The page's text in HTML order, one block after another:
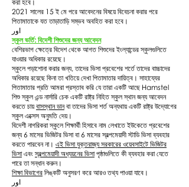
করা হবে।
2021 সালের 15 ই মে পরে আবেদনের বিষয়ে বিবেচনা করার পরে
পিতামাতাকে যত তাড়াতাড়ি সম্ভব অবহিত করা হবে।
اور
স্কুল ভর্তি: বিদেশী শিশুদের জন্য আবেদন
বেশিরভাগ ক্ষেত্রে বিদেশ থেকে আগত শিশুদের ইংল্যান্ডের স্কুলগুলিতে
যাওয়ার অধিকার রয়েছে।
স্কুলে পড়াশোনা করার জন্য, তাদের ভিসা প্রবেশের শর্তে তাদের বাচ্চাদের
অধিকার রয়েছে কিনা তা খতিয়ে দেখা পিতামাতার দায়িত্ব। সাহায্যের
পিতামাতার প্রতি আমরা প্রস্তাব করি যে তারা একটি আছে Hamstel
শিশু স্কুল এন্ড নার্সারি চেক একটি রাষ্ট্র নিহিত স্কুল স্থান জন্য আবেদন
করতে চায়বাসস্থান ডানবা তাদের ভিসা শর্ত অন্যথায় একটি রাষ্ট্র উদ্যোগের
স্কুল এক্সেস অনুমতি দেয়।
বিদেশী নাগরিকরা স্কুলে শিক্ষার্থী হিসাবে নাম লেখাতে ইউকেতে প্রবেশের
জন্য 6 মাসের ভিজিটর ভিসা বা 6 মাসের স্বল্পমেয়াদী স্টাডি ভিসা ব্যবহার
করতে পারবেন না। এই ভিসা যুক্তরাজ্য সরকারের ওয়েবসাইটে ভিজিটর
ভিসাএবংস্বল্পমেয়াদী অধ্যয়নের ভিসাপৃষ্ঠাগুলিতে কী ব্যবহার করা যেতে
পারে তা সন্ধান করুন।
শিক্ষা বিভাগের লিঙ্কটি অনুসরণ করে আরও তথ্য পাওয়া যাবে।
اور